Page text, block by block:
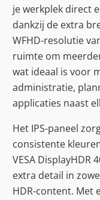
je werkplek direct
dankzij de extra
WFHD-resolutie
ruimte om
wat ideaal is voor
administratie,
applicaties naast
Het IPS-paneel
consistente
VESA
extra detail in
HDR-content. Met